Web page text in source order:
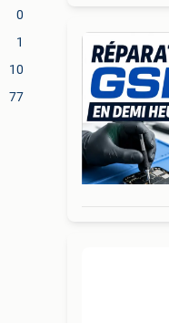
0
1
10
77